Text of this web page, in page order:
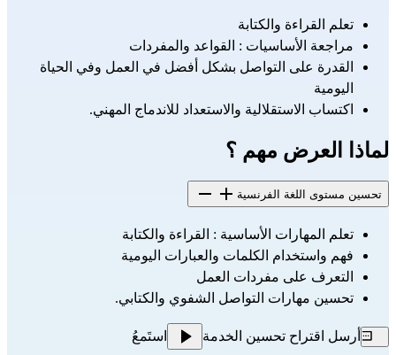
تعلم القراءة والكتابة
مراجعة الأساسيات : القواعد والمفردات
اليومية
اكتساب الاستقلالية والاستعداد للاندماج المهني.
لماذا العرض مهم ؟
تحسين مستوى اللغة الفرنسية
تعلم المهارات الأساسية : القراءة والكتابة
فهم واستخدام الكلمات والعبارات اليومية
التعرف على مفردات العمل
تحسين مهارات التواصل الشفوي والكتابي.
أرسل اقتراح تحسين الخدمة استَمعُ